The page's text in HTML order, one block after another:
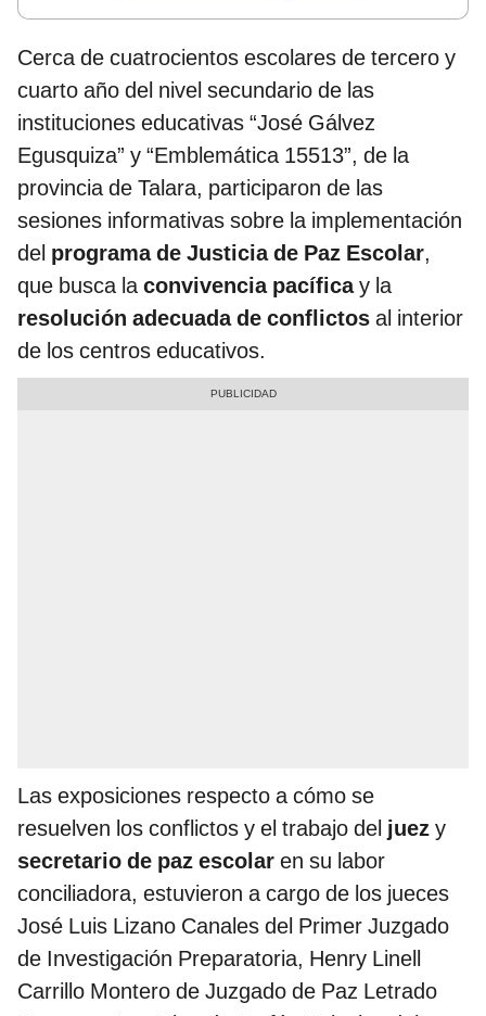
Cerca de cuatrocientos escolares de tercero y
cuarto año del nivel secundario de las
instituciones educativas “José Gálvez
Egusquiza” y “Emblemática 15513”, de la
provincia de Talara, participaron de las
sesiones informativas sobre la implementación
del programa de Justicia de Paz Escolar,
que busca laconvivencia pacíficay la
resolución adecuada de conflictos al interior
de los centros educativos.
Las exposiciones respecto a cómo se
resuelven los conflictos y el trabajo del juez y
secretario de paz escolar en su labor
conciliadora, estuvieron a cargo de los jueces
José Luis Lizano Canales del Primer Juzgado
de Investigación Preparatoria, Henry Linell
Carrillo Montero de Juzgado de Paz Letrado